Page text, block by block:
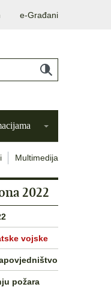
e-Građani
Multimedija
2022
vojske
požara